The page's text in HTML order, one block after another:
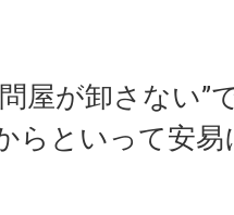
屋が卸さない”
らといって安